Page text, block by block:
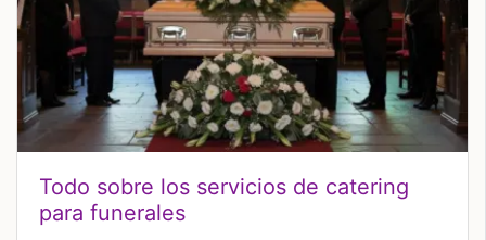
Todo sobre los servicios de catering
para funerales